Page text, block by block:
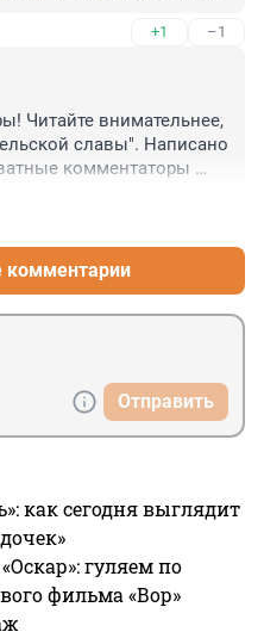
+1 –1
Читайте внимательнее,
славы". Написано
комментаторы
60 лет довольно много:
людям
пенсия при
по безработице,
по инвалидности, а
комментарии
Отправить
как сегодня выглядит
гуляем по
фильма «Вор»